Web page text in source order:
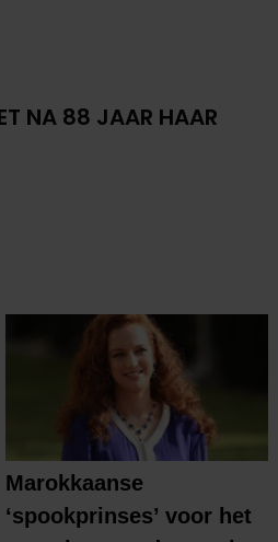
NA 88 JAAR HAAR